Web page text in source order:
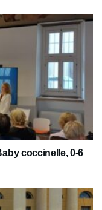
coccinelle, 0-6